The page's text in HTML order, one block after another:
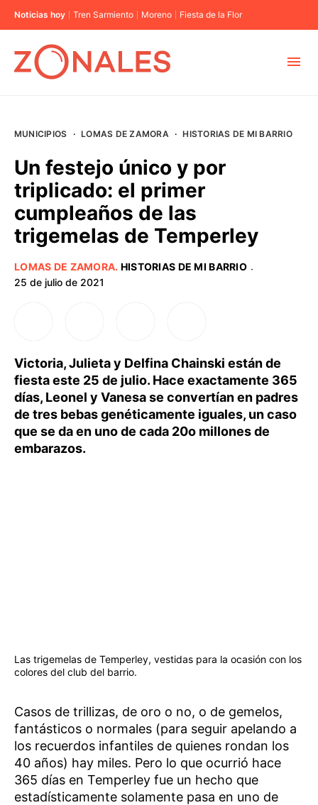
Noticias hoy Tren Sarmiento Moreno Fiesta de la Flor
BUENOS AIRES
PROVINCIAS
ELECCIONES 2023
MUNICIPIOS · LOMAS DE ZAMORA · HISTORIAS DE MI BARRIO
Un festejo único y por
triplicado: el primer
cumpleaños de las
trigemelas de Temperley
LOMAS DE ZAMORA. HISTORIAS DE MI BARRIO ·
25 de julio de 2021
Victoria, Julieta y Delfina Chainski están de
fiesta este 25 de julio. Hace exactamente 365
días, Leonel y Vanesa se convertían en padres
de tres bebas genéticamente iguales, un caso
que se da en uno de cada 20o millones de
embarazos.
Las trigemelas de Temperley, vestidas para la ocasión con los
colores del club del barrio.
Casos de trillizas, de oro o no, o de gemelos,
fantásticos o normales (para seguir apelando a
los recuerdos infantiles de quienes rondan los
40 años) hay miles. Pero lo que ocurrió hace
365 días en Temperley fue un hecho que
estadísticamente solamente pasa en uno de